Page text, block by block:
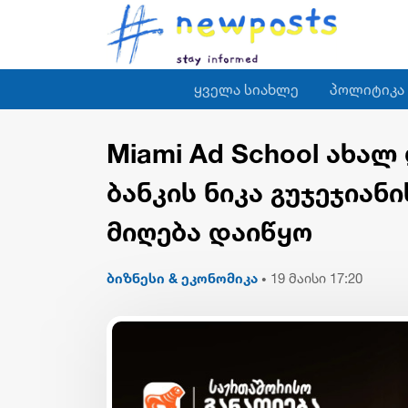
ყველა სიახლე პოლიტიკა
Miami Ad School
ბანკის ნიკა
მიღება დაიწყო
ბიზნესი & ეკონომიკა • 19 მაისი 17:20